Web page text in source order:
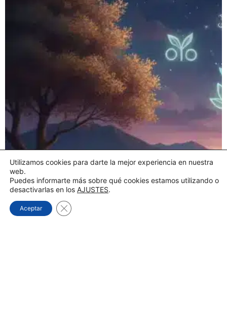
Utilizamos cookies para darte la mejor experiencia en nuestra
web.
Puedes informarte más sobre qué cookies estamos utilizando o
desactivarlas en los AJUSTES.
Aceptar Cerrar el banner de cookies RGPD